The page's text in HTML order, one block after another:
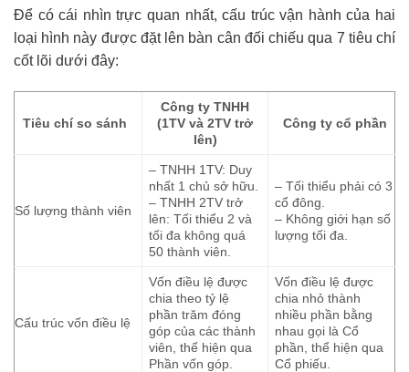
Để có cái nhìn trực quan nhất, cấu trúc vận hành của hai
loại hình này được đặt lên bàn cân đối chiếu qua 7 tiêu chí
cốt lõi dưới đây:
Tiêu chí so sánh
Công ty TNHH
(1TV và 2TV trở
lên)
Công ty cổ phần
Số lượng thành viên
– TNHH 1TV: Duy
nhất 1 chủ sở hữu.
– TNHH 2TV trở
lên: Tối thiểu 2 và
tối đa không quá
50 thành viên.
– Tối thiểu phải có 3
cổ đông.
– Không giới hạn số
lượng tối đa.
Cấu trúc vốn điều lệ
Vốn điều lệ được
chia theo tỷ lệ
phần trăm đóng
góp của các thành
viên, thể hiện qua
Phần vốn góp.
Vốn điều lệ được
chia nhỏ thành
nhiều phần bằng
nhau gọi là Cổ
phần, thể hiện qua
Cổ phiếu.